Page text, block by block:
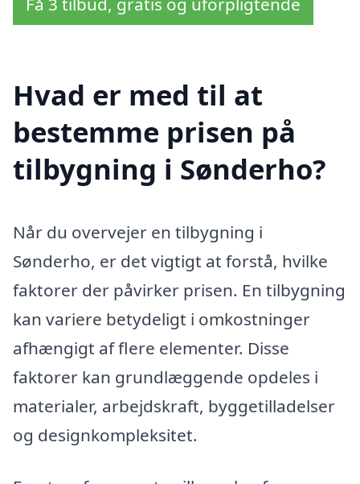
Hvad er med til at
bestemme prisen på
tilbygning i Sønderho?
Når du overvejer en tilbygning i
Sønderho, er det vigtigt at forstå, hvilke
faktorer der påvirker prisen. En tilbygning
kan variere betydeligt i omkostninger
afhængigt af flere elementer. Disse
faktorer kan grundlæggende opdeles i
materialer, arbejdskraft, byggetilladelser
og designkompleksitet.